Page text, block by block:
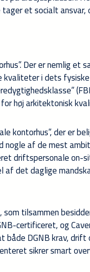
et socialt ansvar,
Der er nemlig et
kvaliteter i dets
høj arkitektonisk
kontorhus”, der er
nogle af de mest
driftspersonale on-
af det daglige
tilsammen
certificeret, og
både DGNB krav, drift
sikrer smart